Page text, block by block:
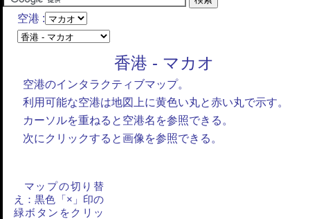
空港 :
香港 - マカオ
空港のインタラクティブマップ。
利用可能な空港は地図上に黄色い丸と赤い丸で示す。
カーソルを重ねると空港名を参照できる。
次にクリックすると画像を参照できる。
マップの切り替
え：黒色「×」印の
緑ボタンをクリッ